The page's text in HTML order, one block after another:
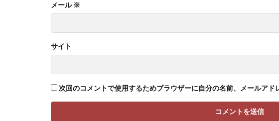
メール ※
サイト
次回のコメントで使用するためブラウザーに自分の名前、メールアド